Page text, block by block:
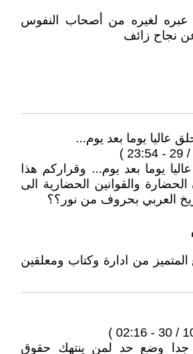
لغيره من أصحاب النفوس
نجاح زائف
يوما بعد يوم... وقراركم هذا
والقوانين الحضارية الى
العربي بحروف من نور؟؟
المتميز من ادارة وكتاب ومعلقين
وضع حد لمن ينتهك حقوق